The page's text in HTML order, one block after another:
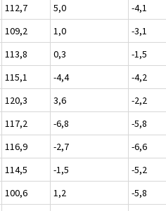
112,7 5,0 -4,1
109,2 1,0 -3,1
113,8 0,3 -1,5
115,1 -4,4 -4,2
120,3 3,6 -2,2
117,2 -6,8 -5,8
116,9 -2,7 -6,6
114,5 -1,5 -5,2
100,6 1,2 -5,8